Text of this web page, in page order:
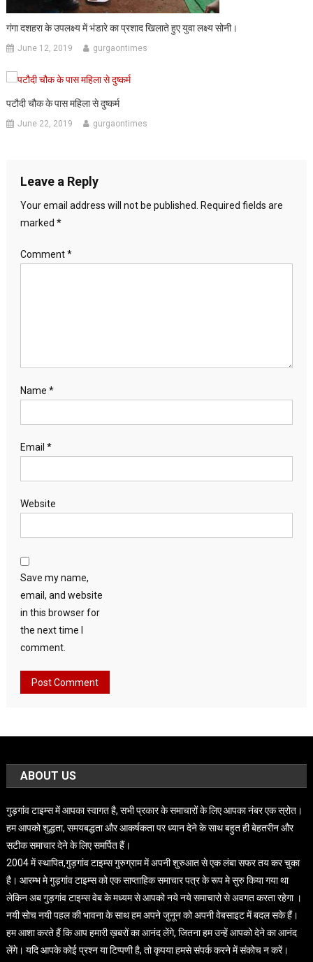
गंगा दशहरा के उपलक्ष्य में भंडारे का प्रशाद खिलाते हुए युवा लक्ष्य सोनी।
June 12, 2019 gurgaontimes
पटौदी चौक के पास महिला से दुष्कर्म
June 22, 2019 gurgaontimes
Leave a Reply
Your email address will not be published.
Required fields are
marked *
Comment*
Name *
Email *
Website
Save my name,
email, and website
in this browser for
the next time I
comment.
ABOUT US
गुड़गांव टाइम्स में आपका स्वागत है, सभी प्रकार के समाचारों के लिए आपका नंबर एक स्रोत।
हम आपको शुद्धता, समयबद्धता और आकर्षकता पर ध्यान देने के साथ बहुत ही बेहतरीन और
सटीक समाचार देने के लिए समर्पित हैं।
2004 में स्थापित,गुड़गांव टाइम्स गुरुग्राम में अपनी शुरुआत से एक लंबा सफर तय कर चुका
है। आरम्भ मे गुड़गांव टाइम्स को एक साप्ताहिक समाचार पत्र के रूप मे सुरु किया गया था
लेकिन अब गुड़गांव टाइम्स वेब के मध्यम से आपको नये नये समाचारो से अवगत करता रहेगा ।
नयी सोच नयी पहल की भावना के साथ हम अपने जुनून को अपनी वेबसाइट में बदल सके हैं।
हम आशा करते हैं कि आप हमारी ख़बरों का आनंद लेंगे, जितना हम उन्हें आपको देने का आनंद
लेंगे। यदि आपके कोई प्रश्न या टिप्पणी है, तो कृपया हमसे संपर्क करने में संकोच न करें।